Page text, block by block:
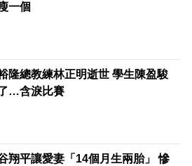
一個
隆總教練林正明逝世 學生陳盈駿
…含淚比賽
翔平讓愛妻「14個月生兩胎」 慘